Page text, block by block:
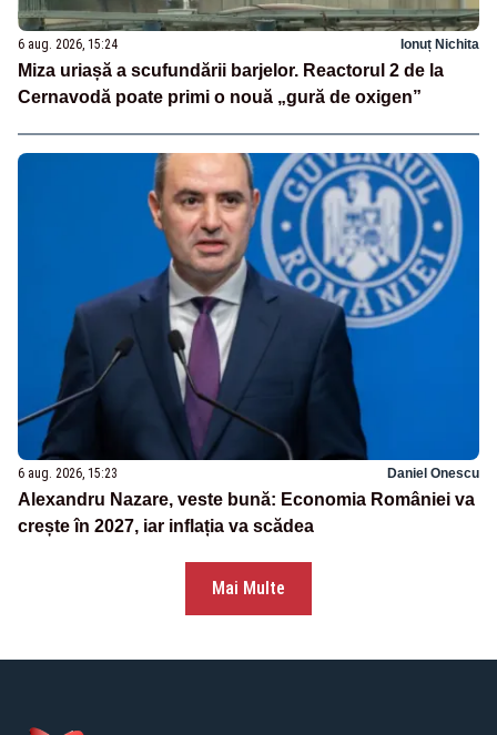
6 aug. 2026, 15:24 Ionuț Nichita
Miza uriașă a scufundării barjelor. Reactorul 2 de la
Cernavodă poate primi o nouă „gură de oxigen”
6 aug. 2026, 15:23 Daniel Onescu
Alexandru Nazare, veste bună: Economia României va
crește în 2027, iar inflația va scădea
Mai Multe